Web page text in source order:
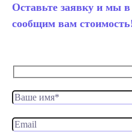
Оставьте заявку и мы
сообщим вам